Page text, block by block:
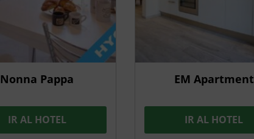
Nonna Pappa
IR AL HOTEL
EM Apartment
IR AL HOTEL